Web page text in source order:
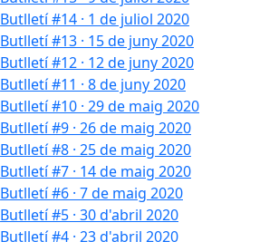
Butlletí #14 · 1 de juliol 2020
Butlletí #13 · 15 de juny 2020
Butlletí #12 · 12 de juny 2020
Butlletí #11 · 8 de juny 2020
Butlletí #10 · 29 de maig 2020
Butlletí #9 · 26 de maig 2020
Butlletí #8 · 25 de maig 2020
Butlletí #7 · 14 de maig 2020
Butlletí #6 · 7 de maig 2020
Butlletí #5 · 30 d'abril 2020
Butlletí #4 · 23 d'abril 2020